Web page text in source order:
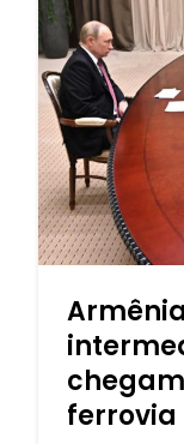
ferrovia